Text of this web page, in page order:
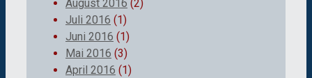
August 2016 (2)
Juli 2016 (1)
Juni 2016 (1)
Mai 2016 (3)
April 2016 (1)